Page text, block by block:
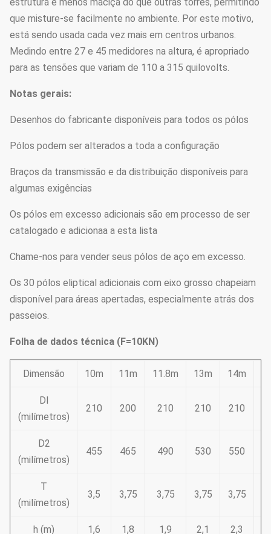
que misture-se facilmente no ambiente. Por este motivo,
está sendo usada cada vez mais em centros urbanos.
Medindo entre 27 e 45 medidores na altura, é apropriado
para as tensões que variam de 110 a 315 quilovolts.
Notas gerais:
Desenhos do fabricante disponíveis para todos os pólos
Pólos podem ser alterados a toda a configuração
Braços da transmissão e da distribuição disponíveis para
algumas exigências
Os pólos em excesso adicionais são em processo de ser
catalogado e adicionaa a esta lista
Chame-nos para vender seus pólos de aço em excesso.
Os 30 pólos eliptical adicionais com eixo grosso chapeiam
disponível para áreas apertadas, especialmente atrás dos
passeios.
Folha de dados técnica (F=10KN)
Dimensão 10m 11m 11.8m 13m 14m
DI
(milímetros)
210 200 210 210 210
D2
(milímetros)
455 465 490 530 550
T
(milímetros)
3,5 3,75 3,75 3,75 3,75
h (m) 1,6 1,8 1,9 2,1 2,3